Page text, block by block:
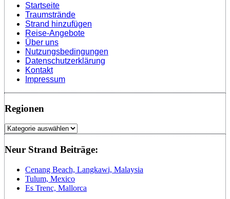
Startseite
Traumstrände
Strand hinzufügen
Reise-Angebote
Über uns
Nutzungsbedingungen
Datenschutzerklärung
Kontakt
Impressum
Regionen
Regionen
Neur Strand Beiträge:
Cenang Beach, Langkawi, Malaysia
Tulum, Mexico
Es Trenc, Mallorca